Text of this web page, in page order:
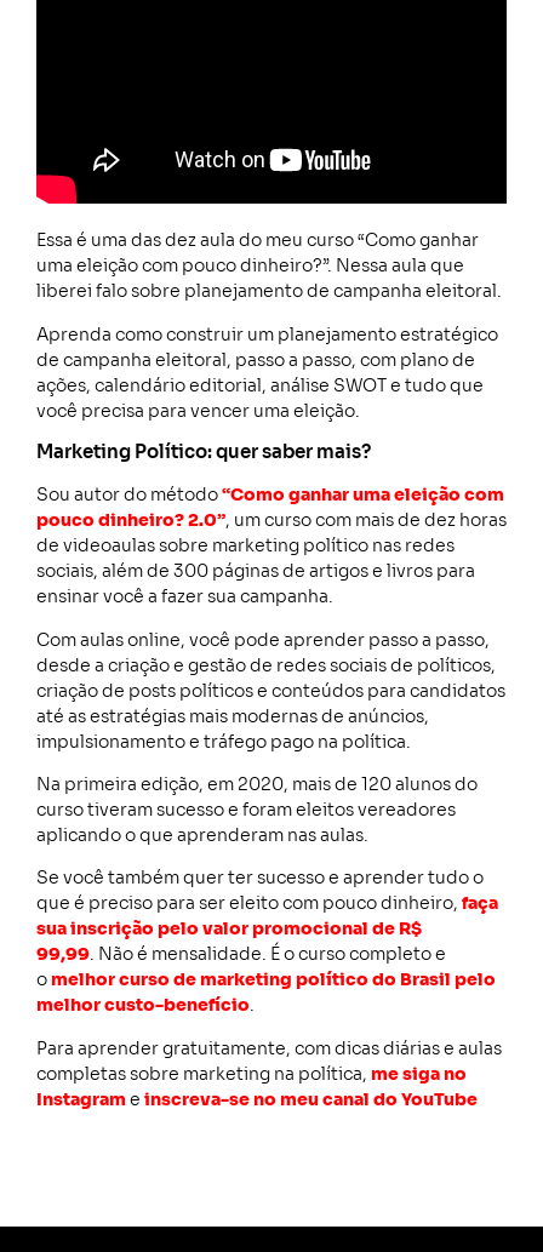
Essa é uma das dez aula do meu curso “Como ganhar
uma eleição com pouco dinheiro?”. Nessa aula que
liberei falo sobre planejamento de campanha eleitoral.
Aprenda como construir um planejamento estratégico
de campanha eleitoral, passo a passo, com plano de
ações, calendário editorial, análise SWOT e tudo que
você precisa para vencer uma eleição.
Marketing Político: quer saber mais?
Sou autor do método“Como ganhar uma eleição com
pouco dinheiro? 2.0”, um curso com mais de dez horas
de videoaulas sobre marketing político nas redes
sociais, além de 300 páginas de artigos e livros para
ensinar você a fazer sua campanha.
Com aulas online, você pode aprender passo a passo,
desde a criação e gestão de redes sociais de políticos,
criação de posts políticos e conteúdos para candidatos
até as estratégias mais modernas de anúncios,
impulsionamento e tráfego pago na política.
Na primeira edição, em 2020, mais de 120 alunos do
curso tiveram sucesso e foram eleitos vereadores
aplicando o que aprenderam nas aulas.
Se você também quer ter sucesso e aprender tudo o
que é preciso para ser eleito com pouco dinheiro, faça
sua inscrição pelo valor promocional de R$
99,99. Não é mensalidade. É o curso completo e
o melhor curso de marketing político do Brasil pelo
melhor custo-benefício.
Para aprender gratuitamente, com dicas diárias e aulas
completas sobre marketing na política, me siga no
Instagram e inscreva-se no meu canal do YouTube